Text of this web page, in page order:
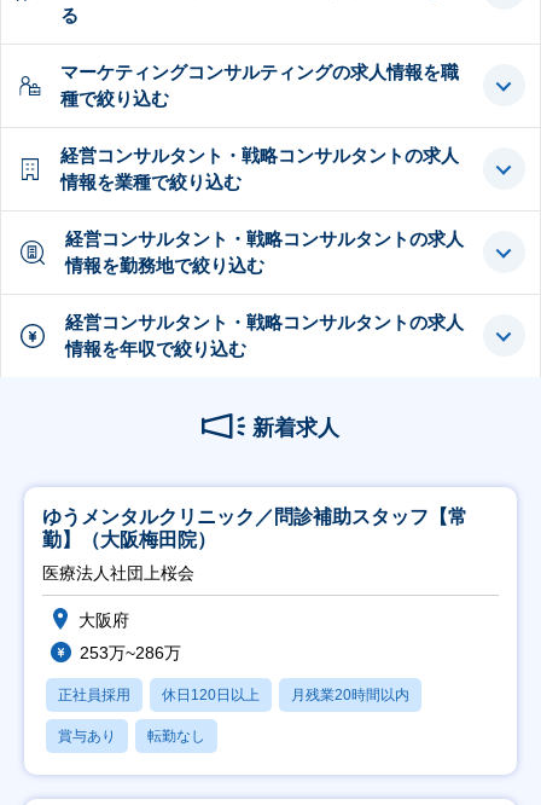
る
マーケティングコンサルティングの求人情報を職
種で絞り込む
経営コンサルタント・戦略コンサルタントの求人
情報を業種で絞り込む
経営コンサルタント・戦略コンサルタントの求人
情報を勤務地で絞り込む
経営コンサルタント・戦略コンサルタントの求人
情報を年収で絞り込む
新着求人
ゆうメンタルクリニック／問診補助スタッフ【常
勤】（大阪梅田院）
医療法人社団上桜会
大阪府
253万~286万
正社員採用 休日120日以上 月残業20時間以内
賞与あり 転勤なし